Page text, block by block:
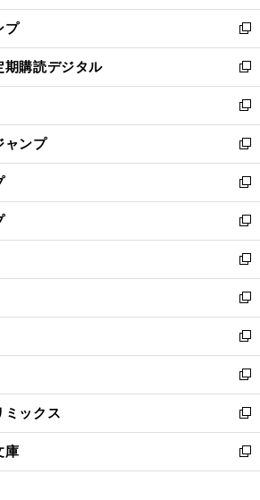
開
く
ウ
で
開
く
ン
ド
ウ
で
開
く
ウ
ィ
ン
ド
ウ
で
開
く
プ
新
し
い
ウ
ィ
ン
ド
ウ
で
開
く
期購読デジタル
新
し
い
ウ
ィ
ン
ド
ウ
で
開
く
新
し
い
ウ
ィ
ン
ド
ウ
で
開
く
ャンプ
新
し
い
ウ
ィ
ン
ド
ウ
で
開
く
新
し
い
ウ
ィ
ン
ド
ウ
で
開
く
新
し
い
ウ
ィ
ン
ド
ウ
で
開
く
新
し
い
ウ
ィ
ン
ド
ウ
で
開
く
新
し
い
ウ
ィ
ン
ド
ウ
で
開
新
し
い
ウ
ィ
ン
ド
ウ
新
し
い
ウ
ィ
ン
ミックス
新
し
い
ウ
庫
新
し